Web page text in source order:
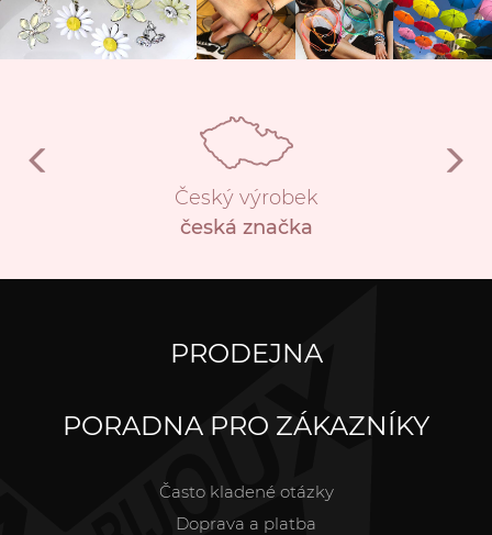
Český výrobek
česká značka
PRODEJNA
PORADNA PRO ZÁKAZNÍKY
Často kladené otázky
Doprava a platba